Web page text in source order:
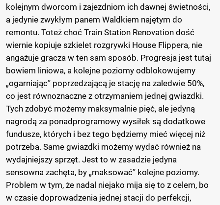
kolejnym dworcom i zajezdniom ich dawnej świetności,
a jedynie zwykłym panem Waldkiem najętym do
remontu. Toteż choć Train Station Renovation dość
wiernie kopiuje szkielet rozgrywki House Flippera, nie
angażuje gracza w ten sam sposób. Progresja jest tutaj
bowiem liniowa, a kolejne poziomy odblokowujemy
„ogarniając” poprzedzającą je stację na zaledwie 50%,
co jest równoznaczne z otrzymaniem jednej gwiazdki.
Tych zdobyć możemy maksymalnie pięć, ale jedyną
nagrodą za ponadprogramowy wysiłek są dodatkowe
fundusze, których i bez tego będziemy mieć więcej niż
potrzeba. Same gwiazdki możemy wydać również na
wydajniejszy sprzęt. Jest to w zasadzie jedyna
sensowna zachęta, by „maksować” kolejne poziomy.
Problem w tym, że nadal niejako mija się to z celem, bo
w czasie doprowadzenia jednej stacji do perfekcji,